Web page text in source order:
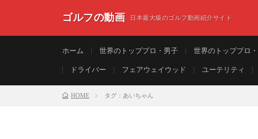
ゴルフの動画 日本最大級のゴルフ動画紹介サイト
ホーム 世界のトッププロ・男子 世界のトッププロ
ドライバー フェアウェイウッド ユーテリティ
HOME タグ：あいちゃん